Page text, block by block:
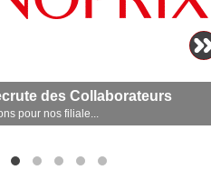
des Collaborateurs
pour nos filiale...